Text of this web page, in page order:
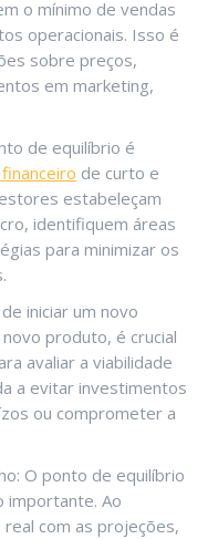
o mínimo de vendas
operacionais. Isso é
sobre preços,
em marketing,
de equilíbrio é
de curto e
estabeleçam
identifiquem áreas
para minimizar os
iniciar um novo
produto, é crucial
avaliar a viabilidade
a evitar investimentos
ou comprometer a
O ponto de equilíbrio
importante. Ao
com as projeções,